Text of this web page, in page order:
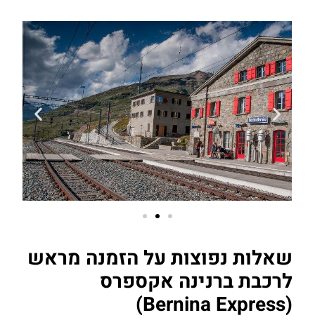
שאלות נפוצות על הזמנה מראש
לרכבת ברנינה אקספרס
(Bernina Express)